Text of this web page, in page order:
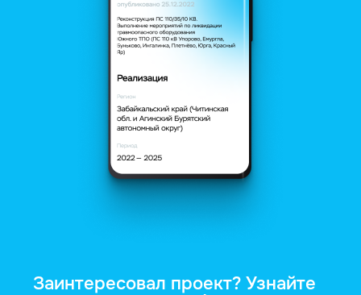
Заинтересовал проект? Узнайте